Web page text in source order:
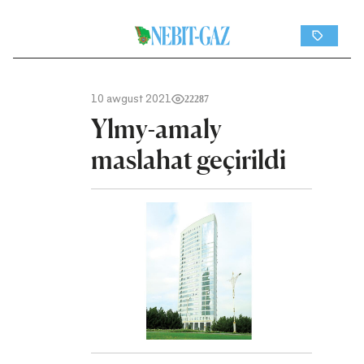
10 awgust 2021 22287
Ylmy-amaly
maslahat geçirildi